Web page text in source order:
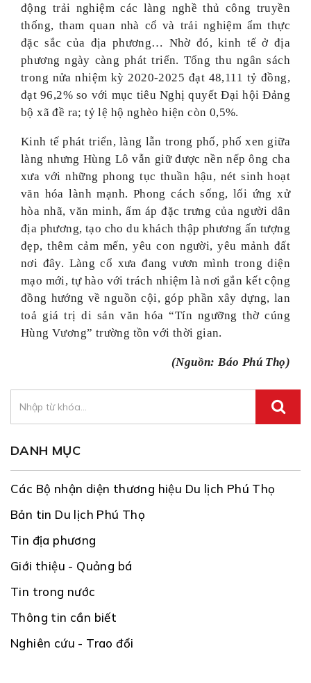
động trải nghiệm các làng nghề thủ công truyền
thống, tham quan nhà cổ và trải nghiệm ẩm thực
đặc sắc của địa phương… Nhờ đó, kinh tế ở địa
phương ngày càng phát triển. Tổng thu ngân sách
trong nửa nhiệm kỳ 2020-2025 đạt 48,111 tỷ đồng,
đạt 96,2% so với mục tiêu Nghị quyết Đại hội Đảng
bộ xã đề ra; tỷ lệ hộ nghèo hiện còn 0,5%.
Kinh tế phát triển, làng lẫn trong phố, phố xen giữa
làng nhưng Hùng Lô vẫn giữ được nền nếp ông cha
xưa với những phong tục thuần hậu, nét sinh hoạt
văn hóa lành mạnh. Phong cách sống, lối ứng xử
hòa nhã, văn minh, ấm áp đặc trưng của người dân
địa phương, tạo cho du khách thập phương ấn tượng
đẹp, thêm cảm mến, yêu con người, yêu mảnh đất
nơi đây. Làng cổ xưa đang vươn mình trong diện
mạo mới, tự hào với trách nhiệm là nơi gắn kết cộng
đồng hướng về nguồn cội, góp phần xây dựng, lan
toả giá trị di sản văn hóa “Tín ngưỡng thờ cúng
Hùng Vương” trường tồn với thời gian.
(Nguồn: Báo Phú Thọ)
DANH MỤC
Các Bộ nhận diện thương hiệu Du lịch Phú Thọ
Bản tin Du lịch Phú Thọ
Tin địa phương
Giới thiệu - Quảng bá
Tin trong nước
Thông tin cần biết
Nghiên cứu - Trao đổi